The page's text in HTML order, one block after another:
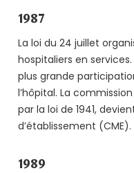
1987
La loi du 24 juillet
hospitaliers en
plus grande
l’hôpital. La
par la loi de 1941,
d’établissement (CME).
1989